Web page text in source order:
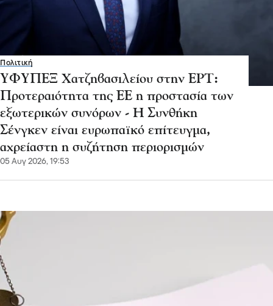
Πολιτική
ΥΦΥΠΕΞ Χατζηβασιλείου στην ΕΡΤ:
Προτεραιότητα της ΕΕ η προστασία των
εξωτερικών συνόρων - Η Συνθήκη
Σένγκεν είναι ευρωπαϊκό επίτευγμα,
αχρείαστη η συζήτηση περιορισμών
05 Αυγ 2026, 19:53